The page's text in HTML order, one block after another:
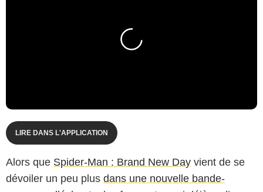
LIRE DANS L'APPLICATION
Alors que Spider-Man : Brand New Day vient de se
dévoiler un peu plus dans une nouvelle bande-